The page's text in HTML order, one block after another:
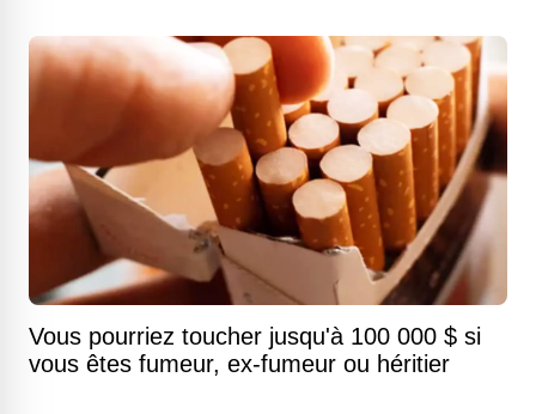
Vous pourriez toucher jusqu'à 100 000 $ si
vous êtes fumeur, ex-fumeur ou héritier